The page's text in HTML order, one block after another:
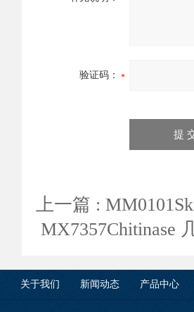
验证码：
上一篇 :
MX7357Chitinase
关于我们 新闻动态 产品中心